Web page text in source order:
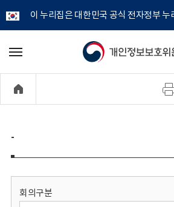
이 누리집은 대한민국 공식 전자정부 누
개
정
보
메
기
-
회의구분